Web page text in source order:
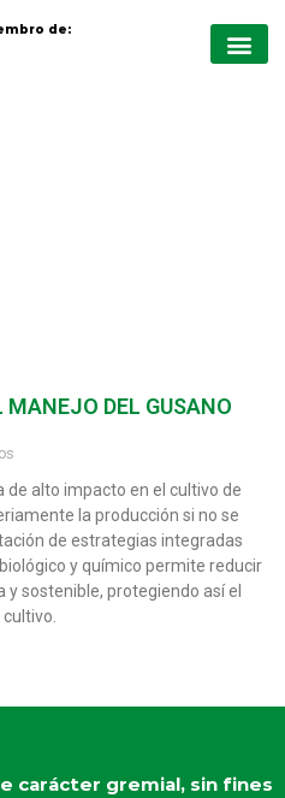
de:
MANEJO DEL GUSANO
de alto impacto en el cultivo de
la producción si no se
de estrategias integradas
y químico permite reducir
sostenible, protegiendo así el
carácter gremial, sin fines